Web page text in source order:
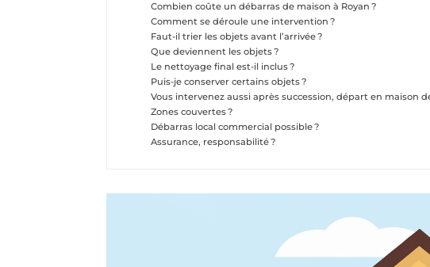
Combien coûte un débarras de maison à Royan ?
Comment se déroule une intervention ?
Faut-il trier les objets avant l’arrivée ?
Que deviennent les objets ?
Le nettoyage final est-il inclus ?
Puis-je conserver certains objets ?
Vous intervenez aussi après succession, départ en maison
Zones couvertes ?
Débarras local commercial possible ?
Assurance, responsabilité ?